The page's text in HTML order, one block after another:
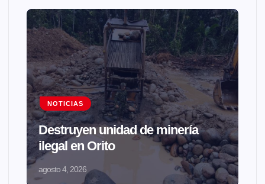
NOTICIAS
Destruyen unidad de minería
ilegal en Orito
agosto 4, 2026